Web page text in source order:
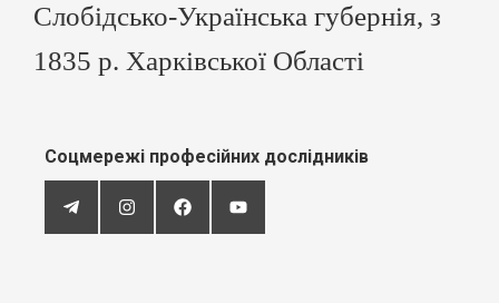
Слобідсько-Українська губернія, з
1835 р. Харківської Області
Соцмережі професійних дослідників